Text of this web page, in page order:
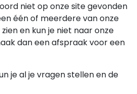
niet op onze site gevonden
één of meerdere van onze
en kun je niet naar onze
dan een afspraak voor een
je al je vragen stellen en de